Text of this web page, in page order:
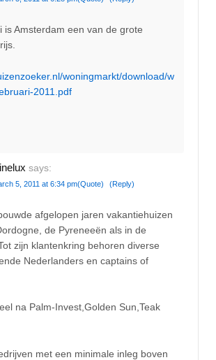
is Amsterdam een van de grote
woningmarkt/download/w
2011.pdf
says:
5, 2011 at 6:34 pm(Quote) (Reply)
afgelopen jaren vakantiehuizen
de Pyreneeën als in de
zijn klantenkring behoren diverse
Nederlanders en captains of
na Palm-Invest,Golden Sun,Teak
met een minimale inleg boven